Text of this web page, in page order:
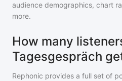
audience demographics, chart
more.
How many
Tagesgespräch
Rephonic provides a full set of